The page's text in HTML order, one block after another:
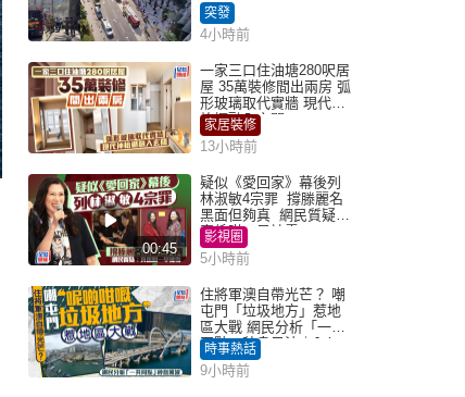
突發
4小時前
一家三口住油塘280呎居
屋 35萬裝修間出兩房 弧
形玻璃取代實牆 現代神
枱櫃融入玄關
家居裝修
13小時前
00:45
疑似《愛回家》幕後列
林淑敏4宗罪 撐滕麗名
黑面但夠真 網民質疑：
真係咁一早被雪
影視圈
5小時前
住將軍澳自帶光芒？ 嘲
屯門「垃圾地方」惹地
區大戰 網民分析「一共
同點」秒息風波｜Juicy
叮
時事熱話
9小時前